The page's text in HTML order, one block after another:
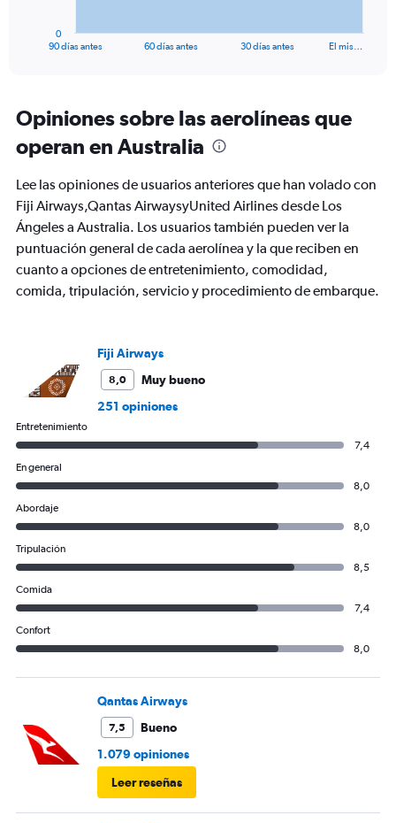
Range:
91
categories.
The
chart
1
Y
axis
displaying
values.
Range:
90 días antes 60 días antes 30 días antes El mis…
0
Opiniones sobre las aerolíneas que
operan en Australia
Lee las opiniones de usuarios anteriores que han volado con
Fiji Airways,Qantas AirwaysyUnited Airlines desde Los
Ángeles a Australia. Los usuarios también pueden ver la
puntuación general de cada aerolínea y la que reciben en
cuanto a opciones de entretenimiento, comodidad,
comida, tripulación, servicio y procedimiento de embarque.
Fiji Airways
8,0
Muy bueno
251 opiniones
Entretenimiento
7,4
En general
8,0
Abordaje
8,0
Tripulación
8,5
Comida
7,4
Confort
8,0
Qantas Airways
7,5
Bueno
1.079 opiniones
Leer reseñas